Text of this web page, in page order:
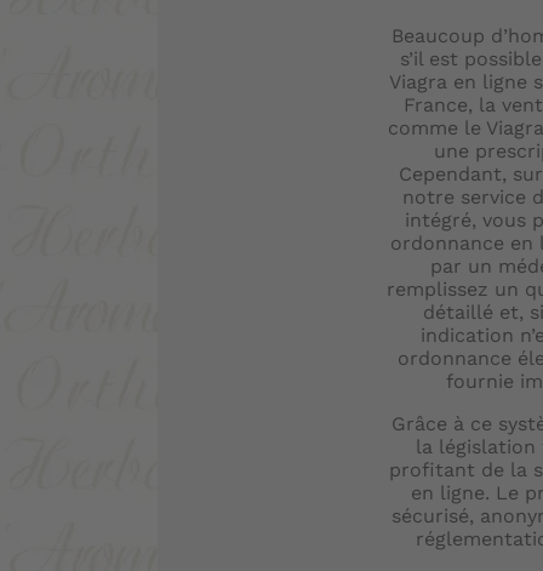
Beaucoup
s’il est
Viagra en ligne
France, la
comme le
une
Cependant,
notre service
intégré, vous
ordonnance en
par un
remplissez un
détaillé et,
indication
ordonnance
fournie
Grâce à ce
la
profitant de la
en ligne. Le
sécurisé,